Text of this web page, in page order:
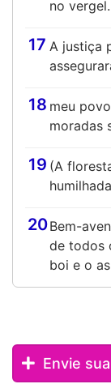
no vergel.
17 A justiça
18 meu
moradas
19 (A
20Bem-
de todos
boi e o
Envie